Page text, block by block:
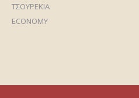
ΤΣΟΥΡΕΚΙΑ
ECONOMY